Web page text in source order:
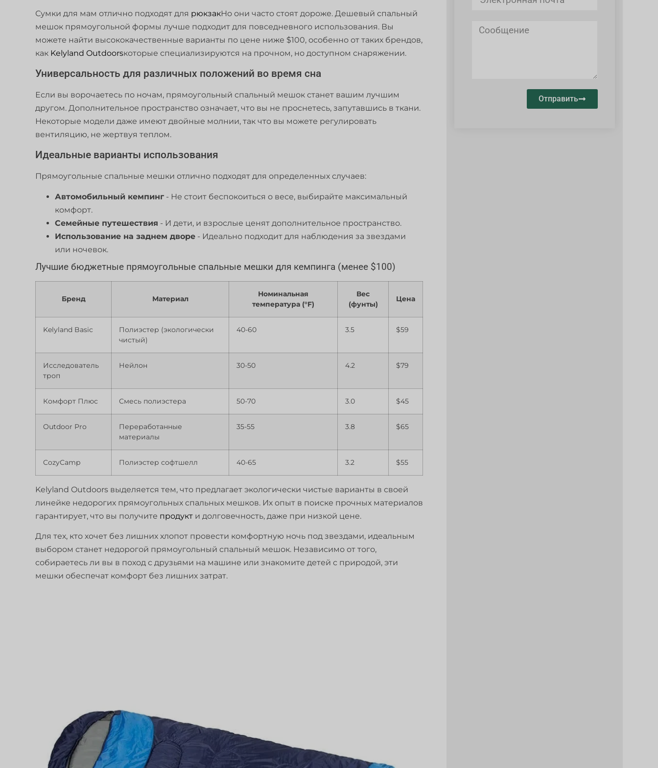
Сумки для мам отлично подходят для рюкзакНо они часто стоят дороже. Дешевый спальный
мешок прямоугольной формы лучше подходит для повседневного использования. Вы
можете найти высококачественные варианты по цене ниже $100, особенно от таких брендов,
как Kelyland Outdoorsкоторые специализируются на прочном, но доступном снаряжении.
Универсальность для различных положений во время сна
Если вы ворочаетесь по ночам, прямоугольный спальный мешок станет вашим лучшим
другом. Дополнительное пространство означает, что вы не проснетесь, запутавшись в ткани.
Некоторые модели даже имеют двойные молнии, так что вы можете регулировать
вентиляцию, не жертвуя теплом.
Идеальные варианты использования
Прямоугольные спальные мешки отлично подходят для определенных случаев:
Автомобильный кемпинг - Не стоит беспокоиться о весе, выбирайте максимальный
комфорт.
Семейные путешествия - И дети, и взрослые ценят дополнительное пространство.
Использование на заднем дворе - Идеально подходит для наблюдения за звездами
или ночевок.
Лучшие бюджетные прямоугольные спальные мешки для кемпинга (менее $100)
Бренд Материал
Номинальная
температура (°F)
Вес
(фунты)
Цена
Kelyland Basic
Полиэстер (экологически
чистый)
40-60 3.5 $59
Исследователь
троп
Нейлон 30-50 4.2 $79
Комфорт Плюс Смесь полиэстера 50-70 3.0 $45
Outdoor Pro
Переработанные
материалы
35-55 3.8 $65
CozyCamp Полиэстер софтшелл 40-65 3.2 $55
Kelyland Outdoors выделяется тем, что предлагает экологически чистые варианты в своей
линейке недорогих прямоугольных спальных мешков. Их опыт в поиске прочных материалов
гарантирует, что вы получите продукт и долговечность, даже при низкой цене.
Для тех, кто хочет без лишних хлопот провести комфортную ночь под звездами, идеальным
выбором станет недорогой прямоугольный спальный мешок. Независимо от того,
собираетесь ли вы в поход с друзьями на машине или знакомите детей с природой, эти
мешки обеспечат комфорт без лишних затрат.
Отправить